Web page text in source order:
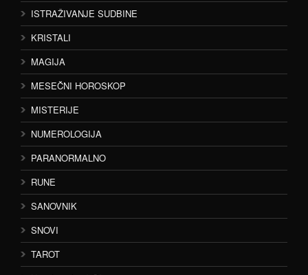
ISTRAŽIVANJE SUDBINE
KRISTALI
MAGIJA
MESEČNI HOROSKOP
MISTERIJE
NUMEROLOGIJA
PARANORMALNO
RUNE
SANOVNIK
SNOVI
TAROT